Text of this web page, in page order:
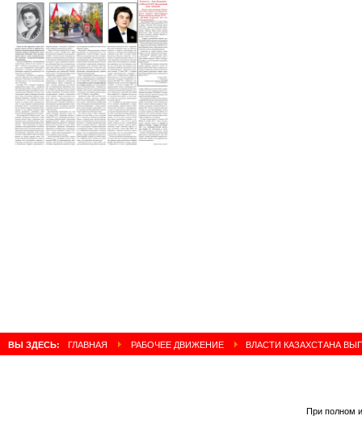
ВЫ ЗДЕСЬ: ГЛАВНАЯ РАБОЧЕЕ ДВИЖЕНИЕ ВЛАСТИ КАЗАХСТАНА
При полном